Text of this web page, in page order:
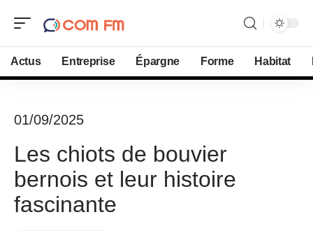
Actus Entreprise Épargne Forme Habitat
01/09/2025
Les chiots de bouvier
bernois et leur histoire
fascinante